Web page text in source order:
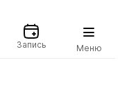
Запись Меню